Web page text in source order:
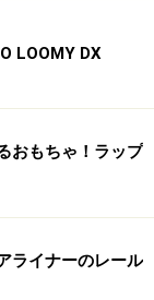
LOOMY DX
おもちゃ！ラップ
ライナーのレール